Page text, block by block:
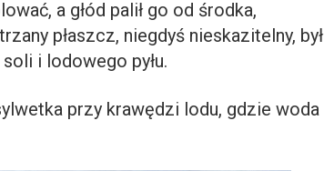
a głód palił go od środka,
płaszcz, niegdyś nieskazitelny, był
i lodowego pyłu.
przy krawędzi lodu, gdzie woda